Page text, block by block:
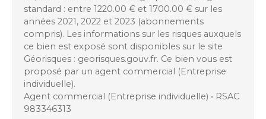
standard : entre 1220.00 € et 1700.00 € sur les
années 2021, 2022 et 2023 (abonnements
compris). Les informations sur les risques auxquels
ce bien est exposé sont disponibles sur le site
Géorisques : georisques.gouv.fr. Ce bien vous est
proposé par un agent commercial (Entreprise
individuelle).
Agent commercial (Entreprise individuelle) • RSAC
983346313